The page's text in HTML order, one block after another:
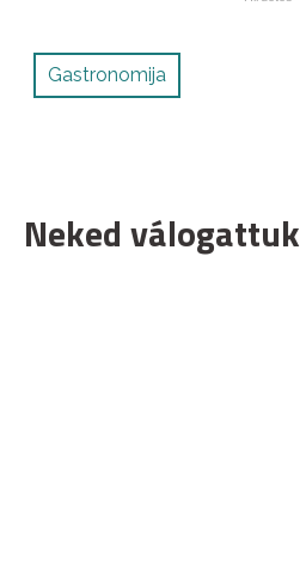
Gastronomija
Neked válogattuk